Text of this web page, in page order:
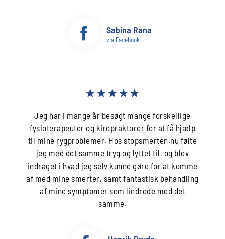
Sabina Rana
via Facebook
★★★★★
Jeg har i mange år besøgt mange forskellige
fysioterapeuter og kiropraktorer for at få hjælp
til mine rygproblemer. Hos stopsmerten.nu følte
jeg med det samme tryg og lyttet til, og blev
indraget i hvad jeg selv kunne gøre for at komme
af med mine smerter, samt fantastisk behandling
af mine symptomer som lindrede med det
samme.